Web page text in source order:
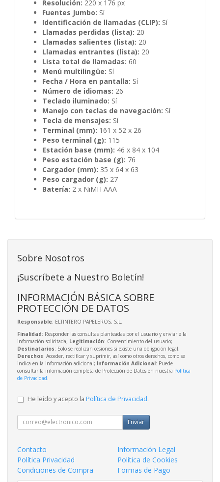
Resolución: 220 x 176 px
Fuentes Jumbo: Sí
Identificación de llamadas (CLIP): Sí
Llamadas perdidas (lista): 20
Llamadas salientes (lista): 20
Llamadas entrantes (lista): 20
Lista total de llamadas: 60
Menú multilingüe: Sí
Fecha / Hora en pantalla: Sí
Número de idiomas: 26
Teclado iluminado: Sí
Manejo con teclas de navegación: Sí
Tecla de mensajes: Sí
Terminal (mm): 161 x 52 x 26
Peso terminal (g): 115
Estación base (mm): 46 x 84 x 104
Peso estación base (g): 76
Cargador (mm): 35 x 64 x 63
Peso cargador (g): 27
Batería: 2 x NiMH AAA
Sobre Nosotros
¡Suscríbete a Nuestro Boletín!
INFORMACIÓN BÁSICA SOBRE
PROTECCIÓN DE DATOS
Responsable: ELTINTERO PAPELEROS, S.L.
Finalidad: Responder las consultas planteadas por el usuario y enviarle la
información solicitada; Legitimación: Consentimiento del usuario;
Destinatarios: Solo se realizan cesiones si existe una obligación legal;
Derechos: Acceder, rectificar y suprimir, así como otros derechos, como se
indica en la información adicional; Información Adicional: Puede
consultar la información completa de Protección de Datos en nuestra Política
de Privacidad
He leído y acepto la Política de Privacidad.
Enviar
Contacto
Información Legal
Política Privacidad
Política de Cookies
Condiciones de Compra
Formas de Pago